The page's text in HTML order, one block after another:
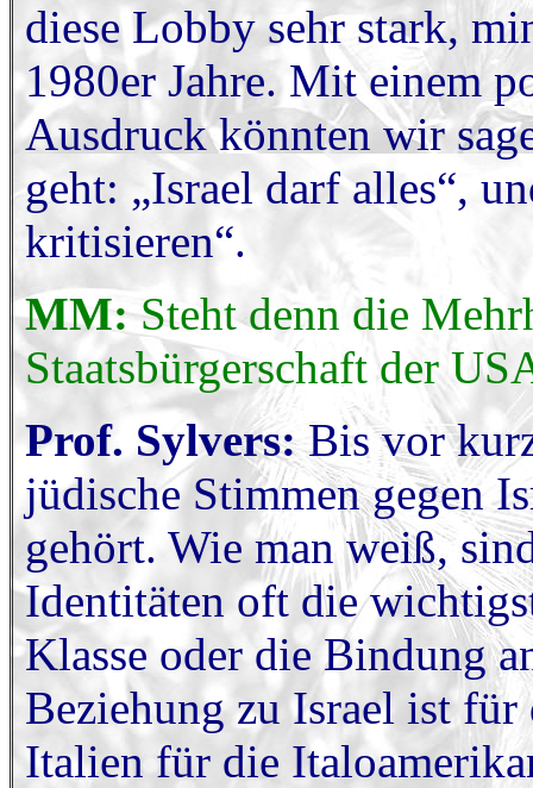
diese Lobby sehr stark,
1980er Jahre. Mit einem
Ausdruck könnten wir
geht: „Israel darf alles“,
kritisieren“.
MM:Steht denn die
Staatsbürgerschaft der
Prof. Sylvers:Bis vor
jüdische Stimmen gegen
gehört. Wie man weiß,
Identitäten oft die
Klasse oder die Bindung
Beziehung zu Israel ist
Italien für die